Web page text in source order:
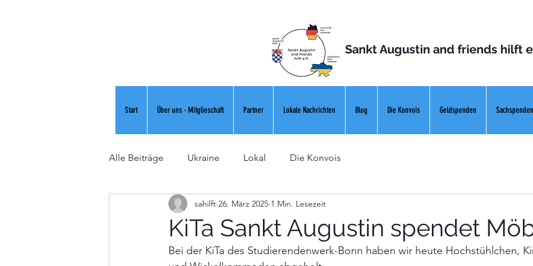
Sankt Augustin and friends hilft
Start Über uns - Mitglieschaft Partner Lokale Nachrichten Blog Die Konvois Geldspenden Sachspenden
Alle Beiträge Ukraine Lokal Die Konvois
KiTa Sankt Augustin spendet
sahilft 26. März 2025 1 Min. Lesezeit
Bei der KiTa des Studierendenwerk-Bonn haben wir heute Hochstühlchen,